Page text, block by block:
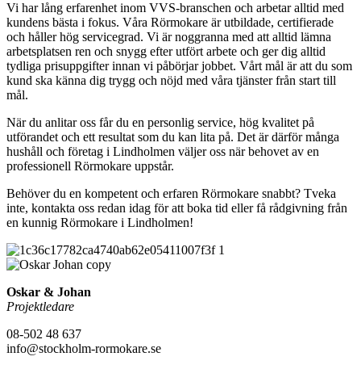
Vi har lång erfarenhet inom VVS-branschen och arbetar alltid med
kundens bästa i fokus. Våra Rörmokare är utbildade, certifierade
och håller hög servicegrad. Vi är noggranna med att alltid lämna
arbetsplatsen ren och snygg efter utfört arbete och ger dig alltid
tydliga prisuppgifter innan vi påbörjar jobbet. Vårt mål är att du som
kund ska känna dig trygg och nöjd med våra tjänster från start till
mål.
När du anlitar oss får du en personlig service, hög kvalitet på
utförandet och ett resultat som du kan lita på. Det är därför många
hushåll och företag i Lindholmen väljer oss när behovet av en
professionell Rörmokare uppstår.
Behöver du en kompetent och erfaren Rörmokare snabbt? Tveka
inte, kontakta oss redan idag för att boka tid eller få rådgivning från
en kunnig Rörmokare i Lindholmen!
Oskar & Johan
Projektledare
08-502 48 637
info@stockholm-rormokare.se